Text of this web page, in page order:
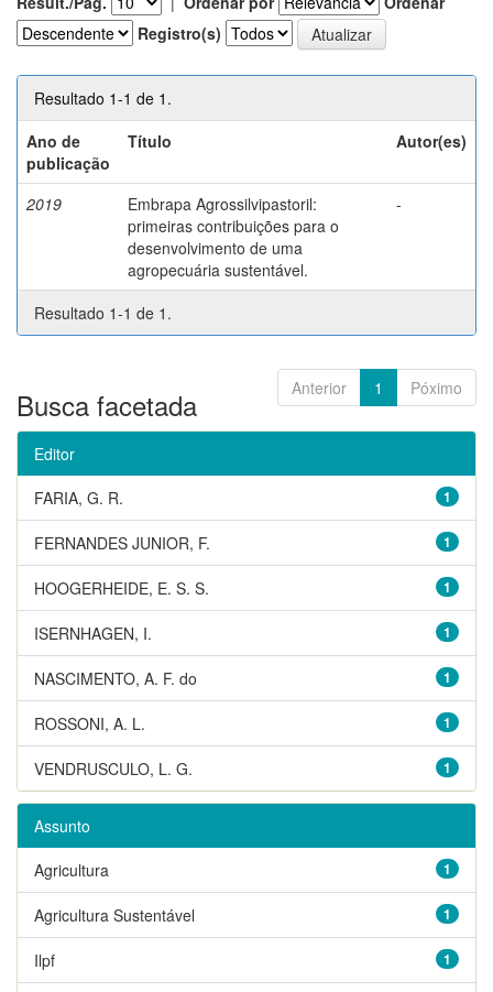
Registro(s)
Resultado 1-1 de 1.
Ano de
publicação
Título Autor(es)
2019
Embrapa Agrossilvipastoril:
primeiras contribuições para o
desenvolvimento de uma
agropecuária sustentável.
-
Resultado 1-1 de 1.
Anterior 1 Póximo
Busca facetada
Editor
1
FARIA, G. R.
1
FERNANDES JUNIOR, F.
1
HOOGERHEIDE, E. S. S.
1
ISERNHAGEN, I.
1
NASCIMENTO, A. F. do
1
ROSSONI, A. L.
1
VENDRUSCULO, L. G.
Assunto
1
Agricultura
1
Agricultura Sustentável
1
Ilpf